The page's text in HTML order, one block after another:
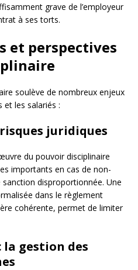
grave de l’employeur
à ses torts.
et perspectives
soulève de nombreux enjeux
et les salariés :
juridiques
du pouvoir disciplinaire
importants en cas de non-
disproportionnée. Une
dans le règlement
cohérente, permet de limiter
la gestion des